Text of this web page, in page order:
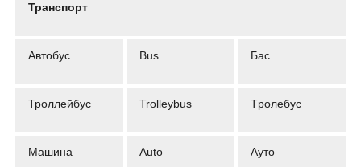
Транспорт
Автобус Bus Бас
Троллейбус Trolleybus Tролебус
Машина Auto Ауто